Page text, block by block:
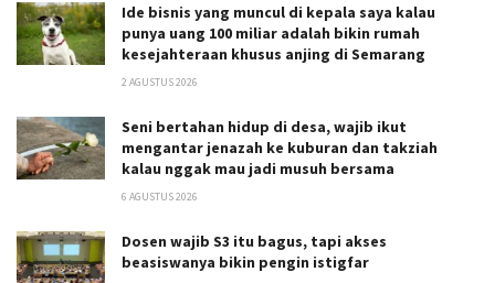
Ide bisnis yang muncul di kepala saya kalau
punya uang 100 miliar adalah bikin rumah
kesejahteraan khusus anjing di Semarang
2 AGUSTUS 2026
Seni bertahan hidup di desa, wajib ikut
mengantar jenazah ke kuburan dan takziah
kalau nggak mau jadi musuh bersama
6 AGUSTUS 2026
Dosen wajib S3 itu bagus, tapi akses
beasiswanya bikin pengin istigfar